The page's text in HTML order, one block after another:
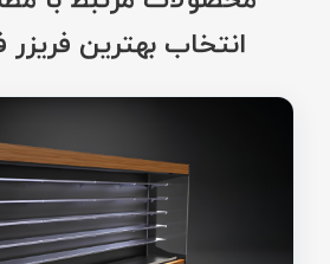
انتخاب بهترین